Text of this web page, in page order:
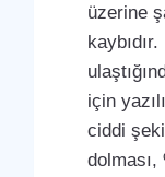
üzerine
için
ciddi
dolması,